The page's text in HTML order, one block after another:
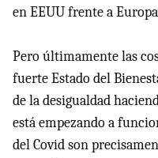
en EEUU frente a
Pero últimamente las
fuerte Estado del
de la desigualdad
está empezando a
del Covid son